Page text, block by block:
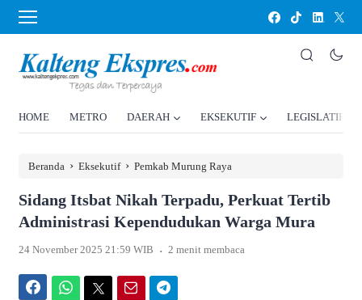
HOME METRO DAERAH EKSEKUTIF LEGISLATIF
Beranda › Eksekutif › Pemkab Murung Raya
Sidang Itsbat Nikah Terpadu, Perkuat Tertib
Administrasi Kependudukan Warga Mura
24 November 2025 21:59 WIB . 2 menit membaca